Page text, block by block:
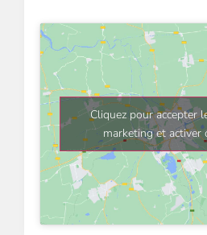
Cliquez pour accepter
marketing et activer